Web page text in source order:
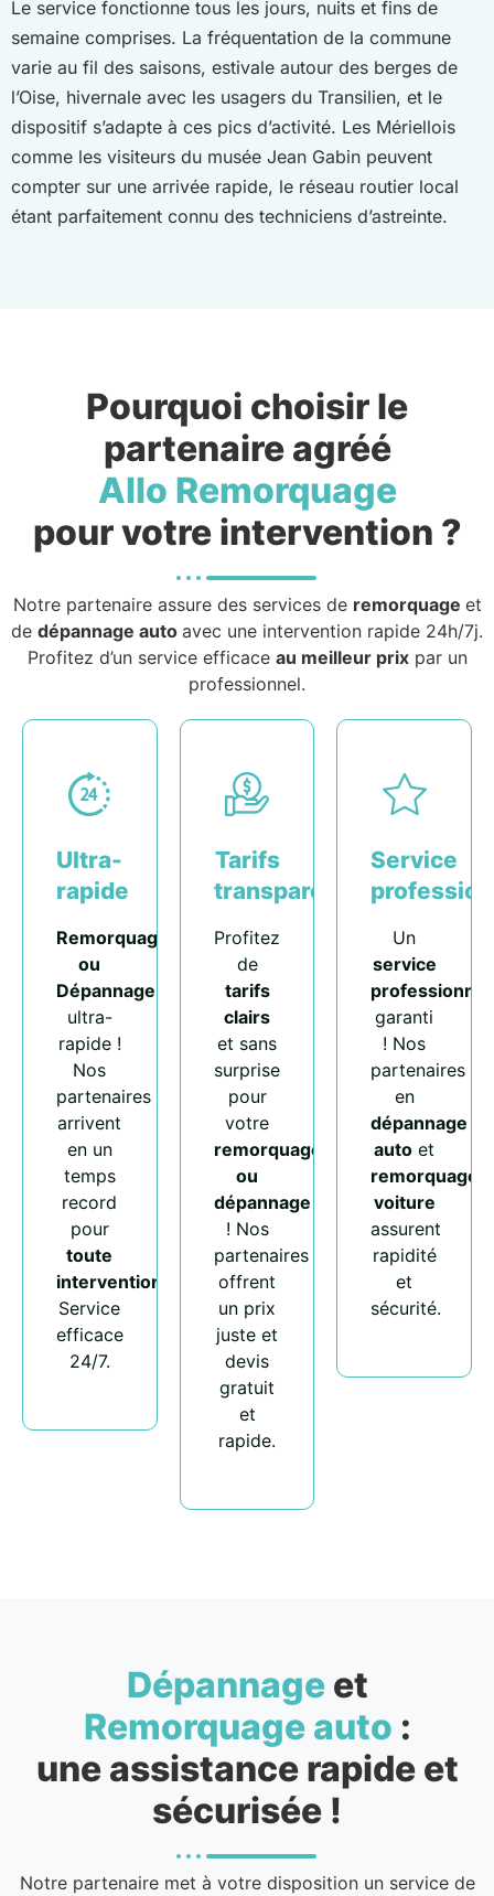
Le service fonctionne tous les jours, nuits et fins de
semaine comprises. La fréquentation de la commune
varie au fil des saisons, estivale autour des berges de
l’Oise, hivernale avec les usagers du Transilien, et le
dispositif s’adapte à ces pics d’activité. Les Mériellois
comme les visiteurs du musée Jean Gabin peuvent
compter sur une arrivée rapide, le réseau routier local
étant parfaitement connu des techniciens d’astreinte.
Pourquoi choisir le
partenaire agréé
Allo Remorquage
pour votre intervention ?
Notre partenaire assure des services de remorquage et
de dépannage auto avec une intervention rapide 24h/7j.
Profitez d’un service efficace au meilleur prixpar un
professionnel.
Ultra-
rapide
Remorquage
ou
Dépannage
ultra-
rapide !
Nos
partenaires
arrivent
en un
temps
record
pour
toute
intervention
Service
efficace
24/7.
Tarifs
transparents
Profitez
de
tarifs
clairs
et sans
surprise
pour
votre
remorquage
ou
dépannage
! Nos
partenaires
offrent
un prix
juste et
devis
gratuit
et
rapide.
Service
Un
service
professionnel
garanti
! Nos
partenaires
en
dépannage
auto et
remorquage
voiture
assurent
rapidité
et
sécurité.
Dépannageet
Remorquage auto :
une assistance rapide et
sécurisée !
Notre partenaire met à votre disposition un service de